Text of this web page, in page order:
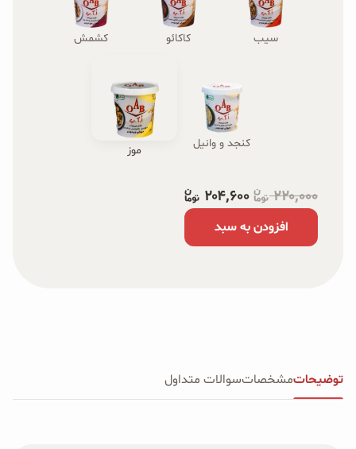
۲۲۰٬۰۰۰ ۲۰۴٬۶۰۰
سیب کاکائو کشمش
کنجد و وانیل موز
افزودن به سبد
توضیحاتمشخصاتسوالات متداول